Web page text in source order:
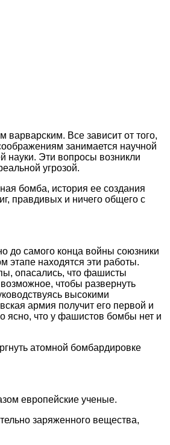
Все зависит от того,
занимается научной
науки. Эти вопросы возникли
угрозой.
бомба, история ее создания
правдивых и ничего общего с
до самого конца войны союзники
этапе находятся эти работы.
опасались, что фашисты
чтобы развернуть
высокими
армия получит его первой и
ясно, что у фашистов бомбы нет и
атомной бомбардировке
европейские ученые.
заряженного вещества,